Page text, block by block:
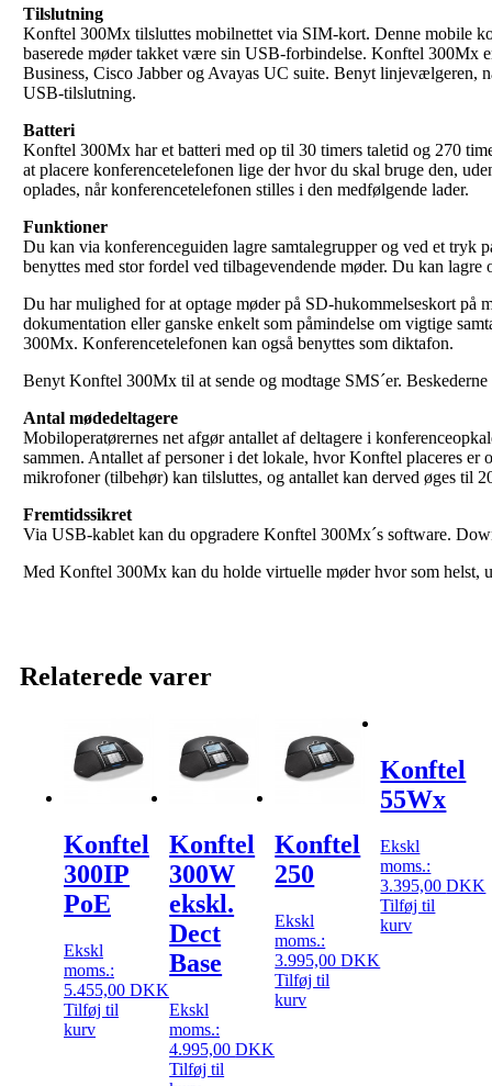
Tilslutning
Konftel 300Mx tilsluttes mobilnettet via SIM-kort. Denne mobile
baserede møder takket være sin USB-forbindelse. Konftel 300Mx
Business, Cisco Jabber og Avayas UC suite. Benyt linjevælgeren,
USB-tilslutning.
Batteri
Konftel 300Mx har et batteri med op til 30 timers taletid og 270
at placere konferencetelefonen lige der hvor du skal bruge den,
oplades, når konferencetelefonen stilles i den medfølgende lader.
Funktioner
Du kan via konferenceguiden lagre samtalegrupper og ved et tryk
benyttes med stor fordel ved tilbagevendende møder. Du kan
Du har mulighed for at optage møder på SD-hukommelseskort på
dokumentation eller ganske enkelt som påmindelse om vigtige
300Mx. Konferencetelefonen kan også benyttes som diktafon.
Benyt Konftel 300Mx til at sende og modtage SMS´er.
Antal mødedeltagere
Mobiloperatørernes net afgør antallet af deltagere i
sammen. Antallet af personer i det lokale, hvor Konftel placeres
mikrofoner (tilbehør) kan tilsluttes, og antallet kan derved øges til
Fremtidssikret
Via USB-kablet kan du opgradere Konftel 300Mx´s software.
Med Konftel 300Mx kan du holde virtuelle møder hvor som helst,
Relaterede varer
Konftel
300IP
PoE
Ekskl
moms.:
5.455,00 DKK
Tilføj til
kurv
Konftel
300W
ekskl.
Dect
Base
Ekskl
moms.:
4.995,00DKK
Tilføj til
Konftel
250
Ekskl
moms.:
3.995,00DKK
Tilføj til
kurv
Konftel
55Wx
Ekskl
moms.:
3.395,00DKK
Tilføj til
kurv